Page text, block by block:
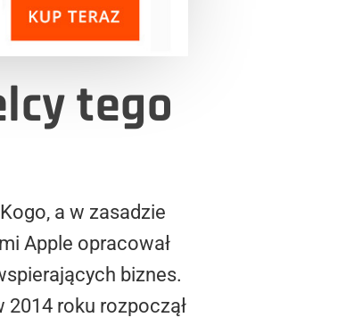
tego
a w zasadzie
Apple opracował
biznes.
roku rozpoczął